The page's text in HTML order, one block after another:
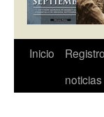
Inicio
noticias